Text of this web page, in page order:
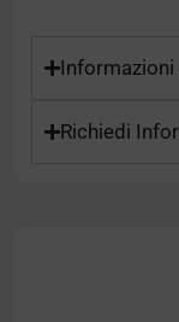
Richiedi